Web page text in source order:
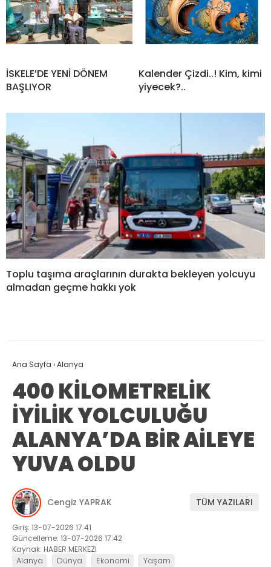
İSKELE’DE YENİ DÖNEM
BAŞLIYOR
Kalender Çizdi..! Kim, kimi
yiyecek?..
Toplu taşıma araçlarının durakta bekleyen yolcuyu
almadan geçme hakkı yok
Ana Sayfa ›Alanya
400 KİLOMETRELİK
İYİLİK YOLCULUĞU
ALANYA’DA BİR AİLEYE
YUVA OLDU
Cengiz YAPRAK TÜM YAZILARI
Giriş: 13-07-2026 17:41
Güncelleme: 13-07-2026 17:42
Kaynak: HABER MERKEZI
Alanya Dünya Ekonomi Yaşam